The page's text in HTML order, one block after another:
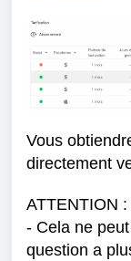
Vous
directement
ATTENTION :
- Cela ne
question a